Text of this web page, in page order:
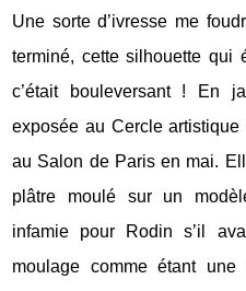
Une sorte d’ivresse me
terminé, cette silhouette qui
c’était bouleversant ! En
exposée au Cercle
au Salon de Paris en mai.
plâtre moulé sur un
infamie pour Rodin s’il
moulage comme étant